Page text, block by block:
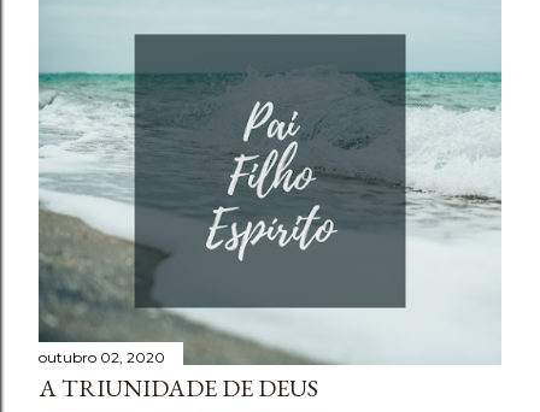
outubro 02, 2020
A TRIUNIDADE DE DEUS